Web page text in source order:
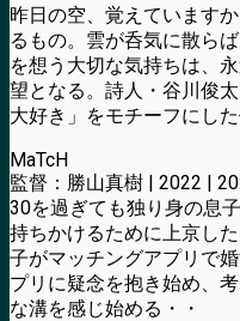
昨日の空、覚えています
るもの。雲が呑気に散ら
を想う大切な気持ちは、
望となる。詩人・谷川俊
大好き」をモチーフにし
MaTcH
監督：勝山真樹 | 2022 |
30を過ぎても独り身の息
持ちかけるために上京し
子がマッチングアプリで
プリに疑念を抱き始め、
な溝を感じ始める・・